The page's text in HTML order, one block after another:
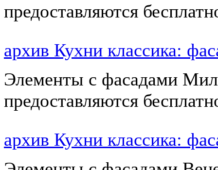
предоставляются
архив Кухни классика:
Элементы с фасадами
предоставляются
архив Кухни классика: